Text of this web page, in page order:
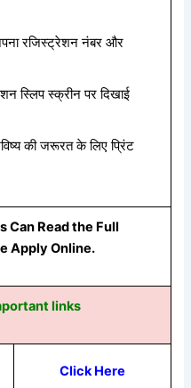
रजिस्ट्रेशन नंबर और
स्लिप स्क्रीन पर दिखाई
की जरूरत के लिए प्रिंट
Can Read the Full
Apply Online.
links
Click Here